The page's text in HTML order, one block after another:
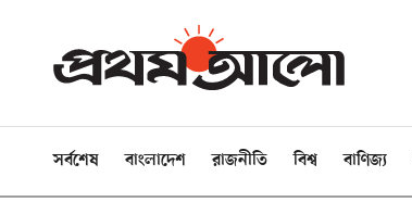
সর্বশেষ বাংলাদেশ রাজনীতি বিশ্ব বাণিজ্য